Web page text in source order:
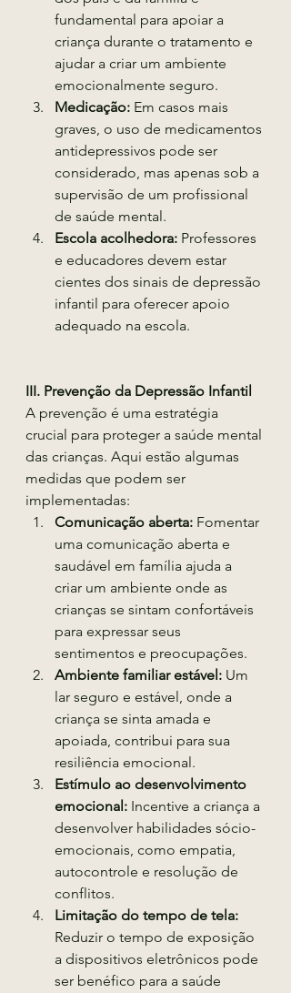
fundamental para apoiar a
criança durante o tratamento e
ajudar a criar um ambiente
emocionalmente seguro.
Medicação: Em casos mais
graves, o uso de medicamentos
antidepressivos pode ser
considerado, mas apenas sob a
supervisão de um profissional
de saúde mental.
Escola acolhedora: Professores
e educadores devem estar
cientes dos sinais de depressão
infantil para oferecer apoio
adequado na escola.
III. Prevenção da Depressão Infantil
A prevenção é uma estratégia
crucial para proteger a saúde mental
das crianças. Aqui estão algumas
medidas que podem ser
implementadas:
Comunicação aberta: Fomentar
uma comunicação aberta e
saudável em família ajuda a
criar um ambiente onde as
crianças se sintam confortáveis
para expressar seus
sentimentos e preocupações.
Ambiente familiar estável: Um
lar seguro e estável, onde a
criança se sinta amada e
apoiada, contribui para sua
resiliência emocional.
Estímulo ao desenvolvimento
emocional: Incentive a criança a
desenvolver habilidades sócio-
emocionais, como empatia,
autocontrole e resolução de
conflitos.
Limitação do tempo de tela:
Reduzir o tempo de exposição
a dispositivos eletrônicos pode
ser benéfico para a saúde